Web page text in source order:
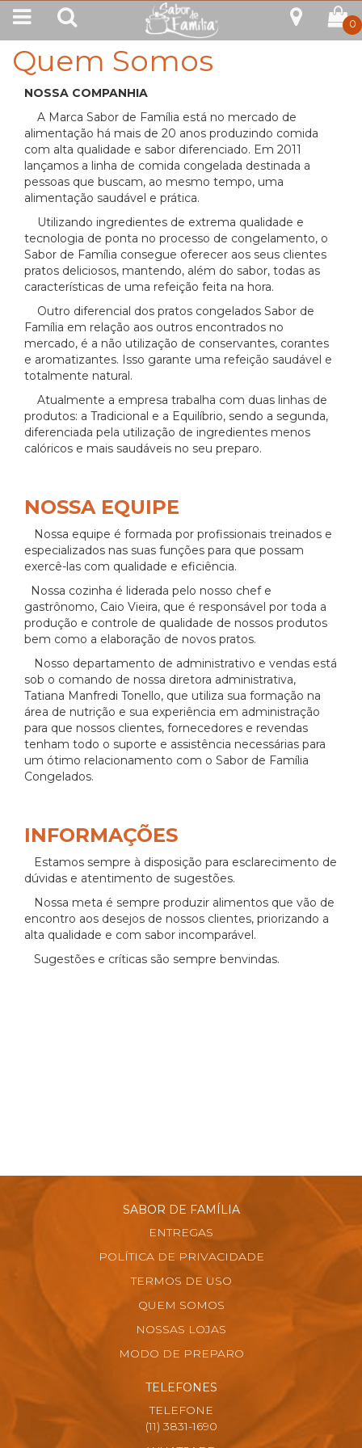
0
Quem Somos
NOSSA COMPANHIA
A Marca Sabor de Família está no mercado de
alimentação há mais de 20 anos produzindo comida
com alta qualidade e sabor diferenciado. Em 2011
lançamos a linha de comida congelada destinada a
pessoas que buscam, ao mesmo tempo, uma
alimentação saudável e prática.
Utilizando ingredientes de extrema qualidade e
tecnologia de ponta no processo de congelamento, o
Sabor de Família consegue oferecer aos seus clientes
pratos deliciosos, mantendo, além do sabor, todas as
características de uma refeição feita na hora.
Outro diferencial dos pratos congelados Sabor de
Família em relação aos outros encontrados no
mercado, é a não utilização de conservantes, corantes
e aromatizantes. Isso garante uma refeição saudável e
totalmente natural.
Atualmente a empresa trabalha com duas linhas de
produtos: a Tradicional e a Equilíbrio, sendo a segunda,
diferenciada pela utilização de ingredientes menos
calóricos e mais saudáveis no seu preparo.
NOSSA EQUIPE
Nossa equipe é formada por profissionais treinados e
especializados nas suas funções para que possam
exercê-las com qualidade e eficiência.
Nossa cozinha é liderada pelo nosso chef e
gastrônomo, Caio Vieira, que é responsável por toda a
produção e controle de qualidade de nossos produtos
bem como a elaboração de novos pratos.
Nosso departamento de administrativo e vendas está
sob o comando de nossa diretora administrativa,
Tatiana Manfredi Tonello, que utiliza sua formação na
área de nutrição e sua experiência em administração
para que nossos clientes, fornecedores e revendas
tenham todo o suporte e assistência necessárias para
um ótimo relacionamento com o Sabor de Família
Congelados.
INFORMAÇÕES
Estamos sempre à disposição para esclarecimento de
dúvidas e atentimento de sugestões.
Nossa meta é sempre produzir alimentos que vão de
encontro aos desejos de nossos clientes, priorizando a
alta qualidade e com sabor incomparável.
Sugestões e críticas são sempre benvindas.
SABOR DE FAMÍLIA
ENTREGAS
POLÍTICA DE PRIVACIDADE
TERMOS DE USO
QUEM SOMOS
NOSSAS LOJAS
MODO DE PREPARO
TELEFONES
TELEFONE
(11) 3831-1690